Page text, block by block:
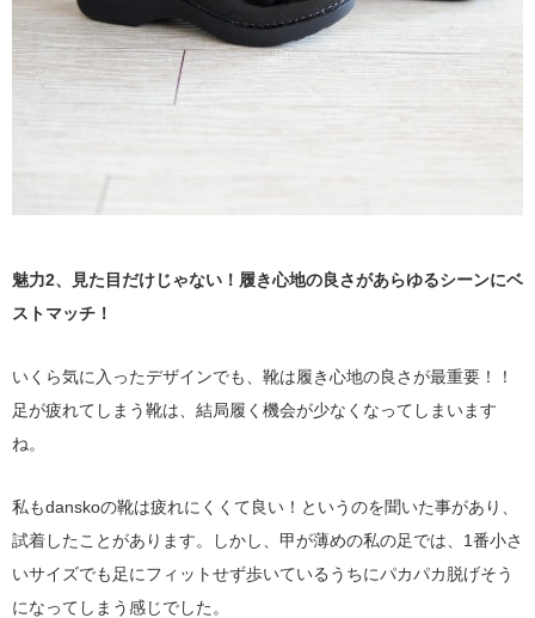
魅力2、見た目だけじゃない！履き心地の良さがあらゆるシーンにベ
ストマッチ！
いくら気に入ったデザインでも、靴は履き心地の良さが最重要！！
足が疲れてしまう靴は、結局履く機会が少なくなってしまいます
ね。
私もdanskoの靴は疲れにくくて良い！というのを聞いた事があり、
試着したことがあります。しかし、甲が薄めの私の足では、1番小さ
いサイズでも足にフィットせず歩いているうちにパカパカ脱げそう
になってしまう感じでした。